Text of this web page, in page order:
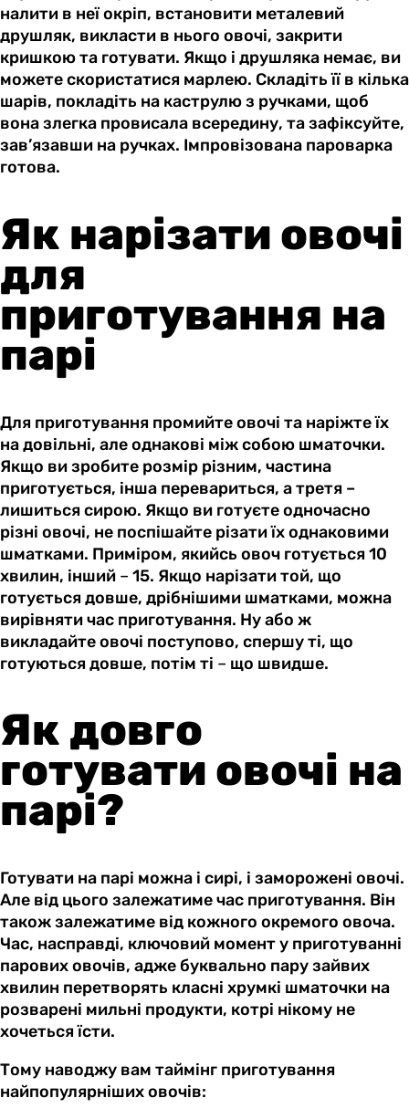
налити в неї окріп, встановити металевий
друшляк, викласти в нього овочі, закрити
кришкою та готувати. Якщо і друшляка немає, ви
можете скористатися марлею. Складіть її в кілька
шарів, покладіть на каструлю з ручками, щоб
вона злегка провисала всередину, та зафіксуйте,
зав’язавши на ручках. Імпровізована пароварка
готова.
Як нарізати овочі
для
приготування на
парі
Для приготування промийте овочі та наріжте їх
на довільні, але однакові між собою шматочки.
Якщо ви зробите розмір різним, частина
приготується, інша перевариться, а третя –
лишиться сирою. Якщо ви готуєте одночасно
різні овочі, не поспішайте різати їх однаковими
шматками. Приміром, якийсь овоч готується 10
хвилин, інший – 15. Якщо нарізати той, що
готується довше, дрібнішими шматками, можна
вирівняти час приготування. Ну або ж
викладайте овочі поступово, спершу ті, що
готуються довше, потім ті – що швидше.
Як довго
готувати овочі на
парі?
Готувати на парі можна і сирі, і заморожені овочі.
Але від цього залежатиме час приготування. Він
також залежатиме від кожного окремого овоча.
Час, насправді, ключовий момент у приготуванні
парових овочів, адже буквально пару зайвих
хвилин перетворять класні хрумкі шматочки на
розварені мильні продукти, котрі нікому не
хочеться їсти.
Тому наводжу вам таймінг приготування
найпопулярніших овочів: